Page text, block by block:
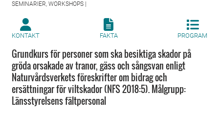
SEMINARIER, WORKSHOPS |
KONTAKT FAKTA PROGRAM
Grundkurs för personer som ska besiktiga skador på
gröda orsakade av tranor, gäss och sångsvan enligt
Naturvårdsverkets föreskrifter om bidrag och
ersättningar för viltskador (NFS 2018:5). Målgrupp:
Länsstyrelsens fältpersonal